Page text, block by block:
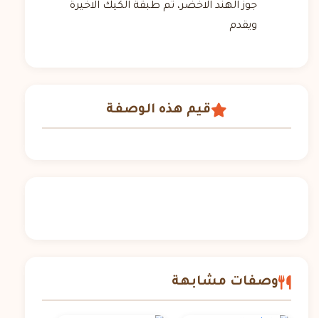
جوز الهند الاخضر، ثم طبقة الكيك الاخيرة
ويقدم
قيم هذه الوصفة
وصفات مشابهة